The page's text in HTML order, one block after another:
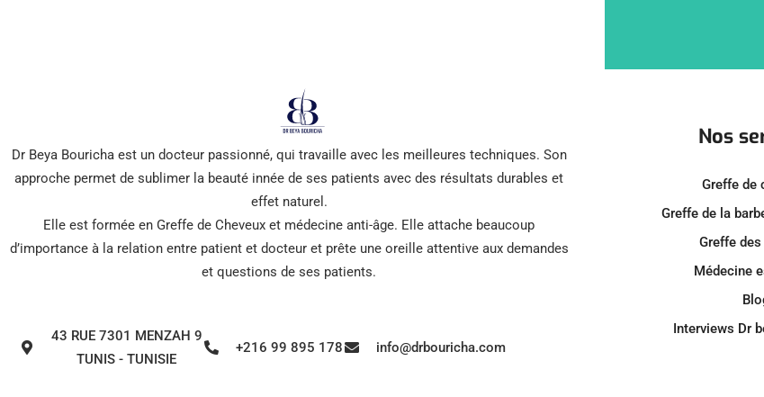
Dr Beya Bouricha est un docteur passionné, qui travaille avec les meilleures techniques. Son
approche permet de sublimer la beauté innée de ses patients avec des résultats durables et
effet naturel.
Elle est formée en Greffe de Cheveux et médecine anti-âge. Elle attache beaucoup
d’importance à la relation entre patient et docteur et prête une oreille attentive aux demandes
et questions de ses patients.
43 RUE 7301 MENZAH 9
TUNIS - TUNISIE
+216 99 895 178 info@drbouricha.com
Nos
Greffe de
Greffe de la
Greffe
Médecine
Interviews Dr